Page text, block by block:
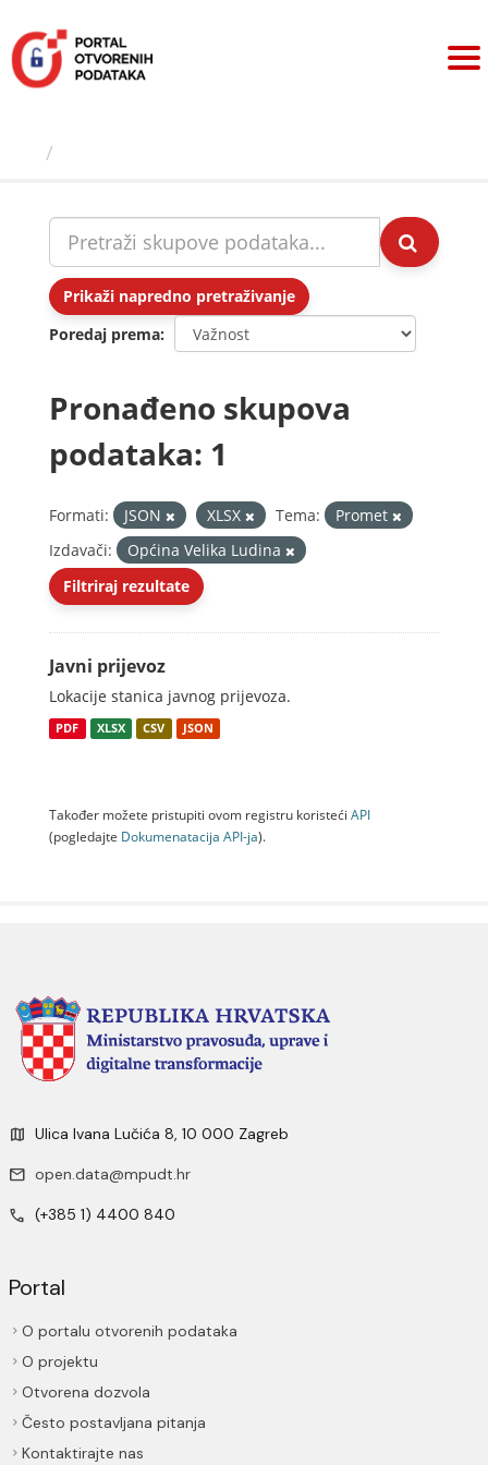
sadržaj
Prikaži napredno pretraživanje
Poredaj prema
Pronađeno skupova
podataka: 1
Formati: JSON XLSX Tema:
Promet
Izdavači:
Općina Velika Ludina
Filtriraj rezultate
Javni prijevoz
Lokacije stanica javnog prijevoza.
PDF XLSX CSV JSON
Također možete pristupiti ovom registru koristeći API
(pogledajte Dokumenаtаcijа API-jа).